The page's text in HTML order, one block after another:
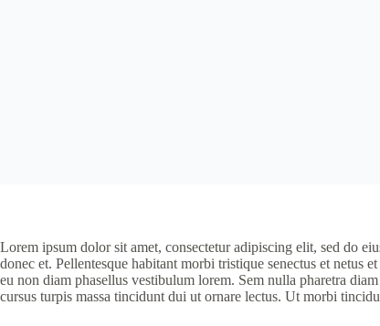
Lorem ipsum dolor sit amet, consectetur adipiscing elit, sed do
donec et. Pellentesque habitant morbi tristique senectus et netus
eu non diam phasellus vestibulum lorem. Sem nulla pharetra
cursus turpis massa tincidunt dui ut ornare lectus. Ut morbi